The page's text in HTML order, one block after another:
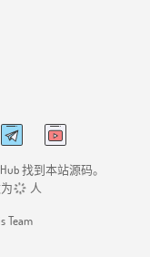
找到本站源码。
人
Team